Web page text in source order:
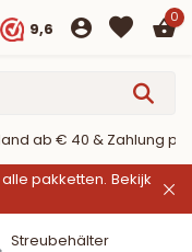
9,6
0
ab € 40 & Zahlung
pakketten. Bekijk
Streubehälter